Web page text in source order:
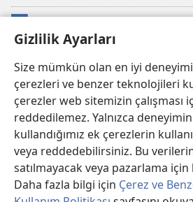
Gizlilik Ayarları
Size mümkün olan en iyi
çerezleri ve benzer teknolojileri
çerezler web sitemizin çalışması
reddedilemez. Yalnızca
kullandığımız ek çerezlerin
veya reddedebilirsiniz. Bu
satılmayacak veya pazarlama için
Daha fazla bilgi için Çerez ve
(yeni
pencere
Watchtower ONLINE KÜTÜPHANE
(yeni
pencere
açar)
JW Hub ®
(yeni
pencere
açar)
®
Watchtower Library®